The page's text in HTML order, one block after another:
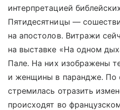
интерпретацией
Пятидесятницы —
на апостолов. Витражи
на выставке «На одном
Пале. На них изображены
и женщины в парандже. По
стремилась отразить
происходят во